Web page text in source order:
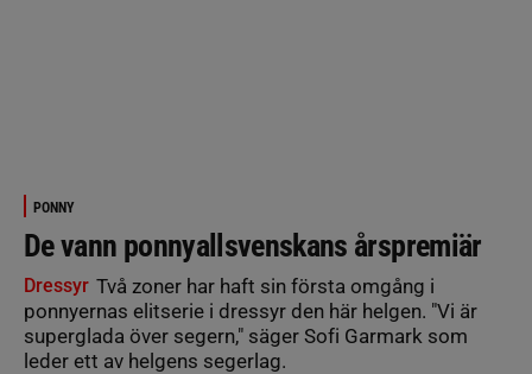
PONNY
De vann ponnyallsvenskans årspremiär
Dressyr Två zoner har haft sin första omgång i
ponnyernas elitserie i dressyr den här helgen. "Vi är
superglada över segern," säger Sofi Garmark som
leder ett av helgens segerlag.